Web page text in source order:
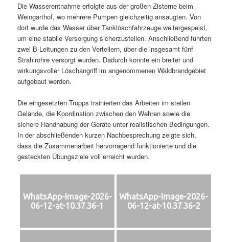
Die Wasserentnahme erfolgte aus der großen Zisterne beim
Weingarthof, wo mehrere Pumpen gleichzeitig ansaugten. Von
dort wurde das Wasser über Tanklöschfahrzeuge weitergespeist,
um eine stabile Versorgung sicherzustellen. Anschließend führten
zwei B‑Leitungen zu den Verteilern, über die insgesamt fünf
Strahlrohre versorgt wurden. Dadurch konnte ein breiter und
wirkungsvoller Löschangriff im angenommenen Waldbrandgebiet
aufgebaut werden.
Die eingesetzten Trupps trainierten das Arbeiten im steilen
Gelände, die Koordination zwischen den Wehren sowie die
sichere Handhabung der Geräte unter realistischen Bedingungen.
In der abschließenden kurzen Nachbesprechung zeigte sich,
dass die Zusammenarbeit hervorragend funktionierte und die
gesteckten Übungsziele voll erreicht wurden.
WhatsApp-Image-2026-
06-12-at-10.37.36-1
WhatsApp-Image-2026-
06-12-at-10.37.36-2